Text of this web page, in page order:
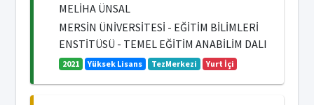
MELİHA ÜNSAL
MERSİN ÜNİVERSİTESİ - EĞİTİM BİLİMLERİ
ENSTİTÜSÜ - TEMEL EĞİTİM ANABİLİM DALI
2021 Yüksek Lisans TezMerkezi Yurt İçi